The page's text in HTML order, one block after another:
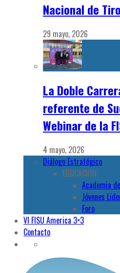
Nacional de
29 mayo, 2026
La Doble
referente de
Webinar de la
4 mayo, 2026
Diálogo Estratégico
EDUCACION
Academia
Jóvenes
Foro
VI FISU America 3×3
Contacto